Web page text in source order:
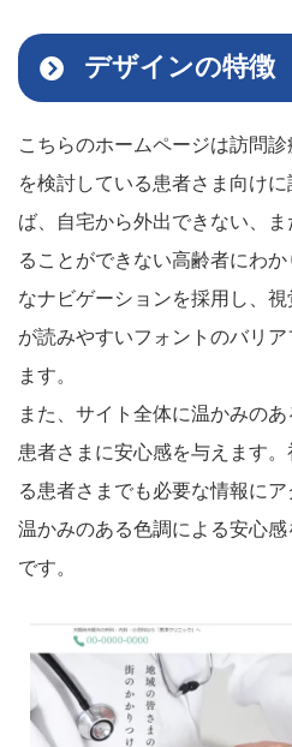
デザインの特徴
こちらのホームページは訪問
を検討している患者さま向け
ば、自宅から外出できない、
ることができない高齢者にわ
なナビゲーションを採用し、
が読みやすいフォントのバリ
ます。
また、サイト全体に温かみのあ
患者さまに安心感を与えます
る患者さまでも必要な情報に
温かみのある色調による安心
です。